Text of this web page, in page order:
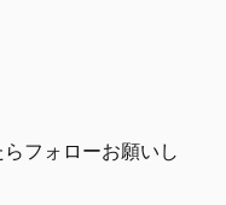
らフォローお願いし